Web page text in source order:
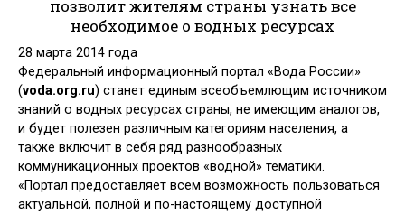
позволит жителям страны узнать все
необходимое о водных ресурсах
28 марта 2014 года
Федеральный информационный портал «Вода России»
(voda.org.ru) станет единым всеобъемлющим источником
знаний о водных ресурсах страны, не имеющим аналогов,
и будет полезен различным категориям населения, а
также включит в себя ряд разнообразных
коммуникационных проектов «водной» тематики.
«Портал предоставляет всем возможность пользоваться
актуальной, полной и по-настоящему доступной